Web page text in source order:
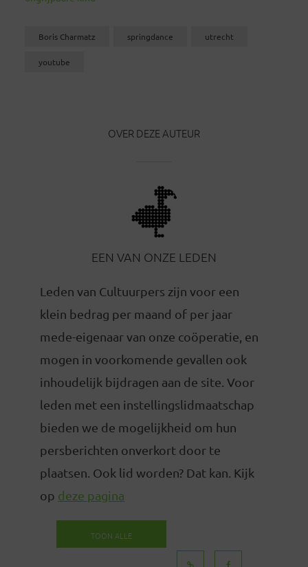
Boris Charmatz springdance utrecht
youtube
OVER DEZE AUTEUR
EEN VAN ONZE LEDEN
Leden van Cultuurpers zijn voor een
klein bedrag per maand of per jaar
mede-eigenaar van onze coöperatie, en
mogen in voorkomende gevallen ook
inhoudelijk bijdragen aan de site. Voor
leden met een instellingslidmaatschap
bieden we de mogelijkheid om hun
persberichten onverkort door te
plaatsen. Ook lid worden? Dat kan. Kijk
op deze pagina
TOON ALLE